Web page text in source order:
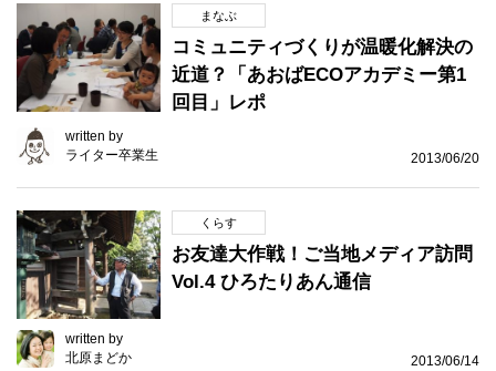
まなぶ
コミュニティづくりが温暖化解決の
近道？「あおばECOアカデミー第1
回目」レポ
written by
ライター卒業生
2013/06/20
くらす
お友達大作戦！ご当地メディア訪問
Vol.4 ひろたりあん通信
written by
北原まどか
2013/06/14